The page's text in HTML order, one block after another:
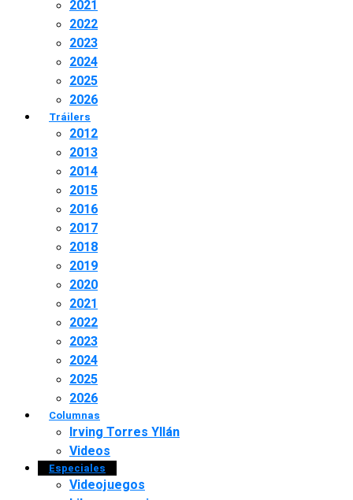
2021
2022
2023
2024
2025
2026
Tráilers
2012
2013
2014
2015
2016
2017
2018
2019
2020
2021
2022
2023
2024
2025
2026
Columnas
Irving Torres Yllán
Videos
Especiales
Videojuegos